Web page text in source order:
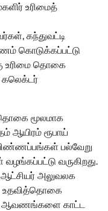
உரிமைத்
கந்துவட்டி
கொடுக்கப்பட்டு
உரிமை தொகை
மூலமாக
ஆயிரம் ரூபாய்
பல்வேறு
வருகிறது.
ஆட்சியர் அலுவலக
உதவித்தொகை
ஆவணங்களை காட்ட